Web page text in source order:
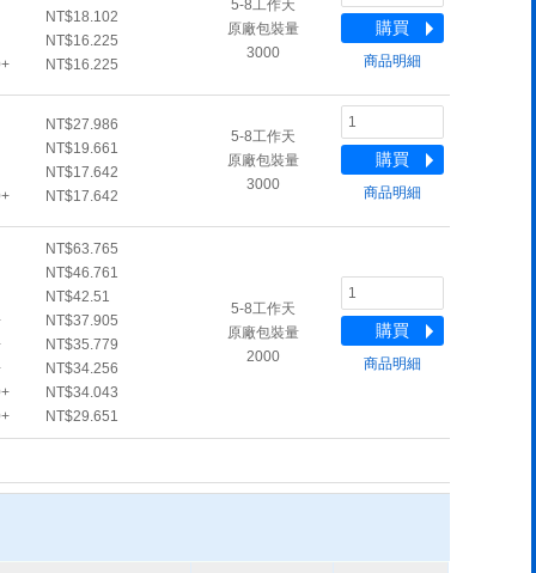
NT$18.102
NT$16.225
NT$16.225
5-8工作天
原廠包裝量
3000
購買
商品明細
NT$27.986
NT$19.661
NT$17.642
NT$17.642
5-8工作天
原廠包裝量
3000
購買
商品明細
NT$63.765
NT$46.761
NT$42.51
NT$37.905
NT$35.779
NT$34.256
NT$34.043
NT$29.651
5-8工作天
原廠包裝量
2000
購買
商品明細